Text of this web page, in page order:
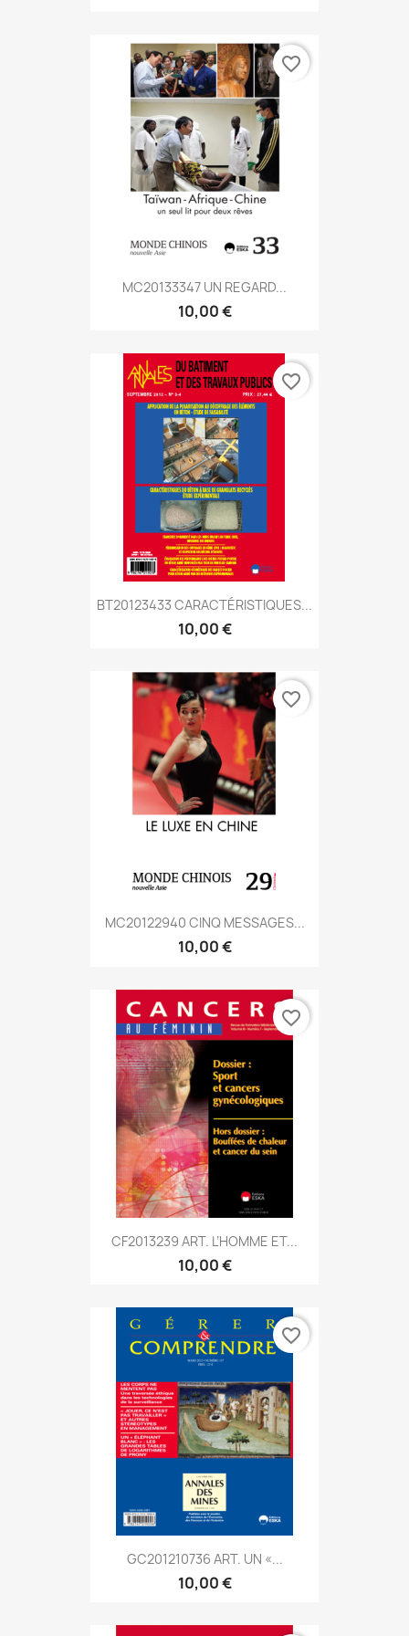
MC20133347 UN REGARD...
10,00 €
favorite_border
BT20123433 CARACTÉRISTIQUES...
10,00 €
favorite_border
MC20122940 CINQ MESSAGES...
10,00 €
favorite_border
CF2013239 ART. L’HOMME ET...
10,00 €
favorite_border
GC201210736 ART. UN «...
10,00 €
favorite_border